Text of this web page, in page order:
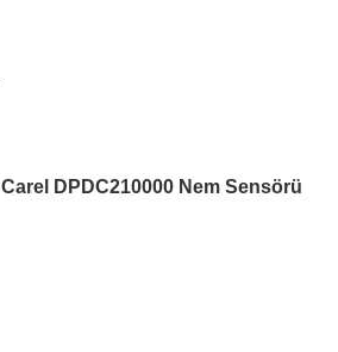
Carel DPDC210000 Nem Sensörü